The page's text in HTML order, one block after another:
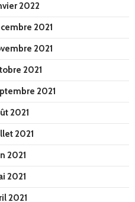
2022
2021
2021
2021
2021
2021
2021
2021
2021
2021